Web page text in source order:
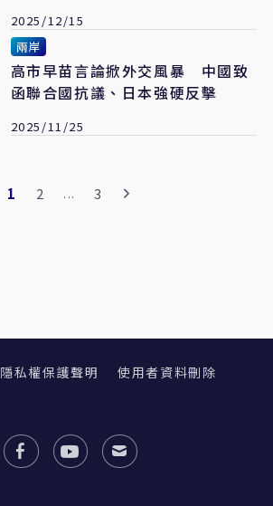
2025/12/15
兩岸
高市早苗言論掀外交風暴 中國致
函聯合國抗議、日本強硬反擊
2025/11/25
1 2 ... 3
隱私權保護聲明 使用者資料刪除